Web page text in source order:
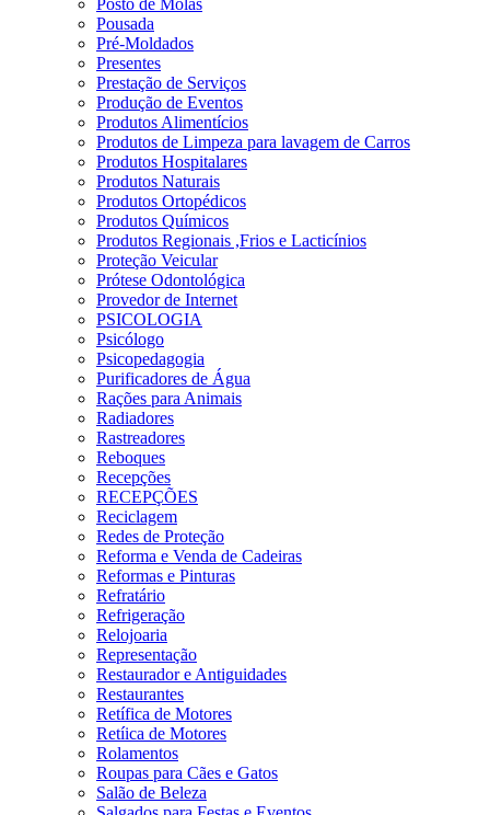
Posto de Molas
Pousada
Pré-Moldados
Presentes
Prestação de Serviços
Produção de Eventos
Produtos Alimentícios
Produtos de Limpeza para lavagem de Carros
Produtos Hospitalares
Produtos Naturais
Produtos Ortopédicos
Produtos Químicos
Produtos Regionais ,Frios e Lacticínios
Proteção Veicular
Prótese Odontológica
Provedor de Internet
PSICOLOGIA
Psicólogo
Psicopedagogia
Purificadores de Água
Rações para Animais
Radiadores
Rastreadores
Reboques
Recepções
RECEPÇÕES
Reciclagem
Redes de Proteção
Reforma e Venda de Cadeiras
Reformas e Pinturas
Refratário
Refrigeração
Relojoaria
Representação
Restaurador e Antiguidades
Restaurantes
Retífica de Motores
Retíica de Motores
Rolamentos
Roupas para Cães e Gatos
Salão de Beleza